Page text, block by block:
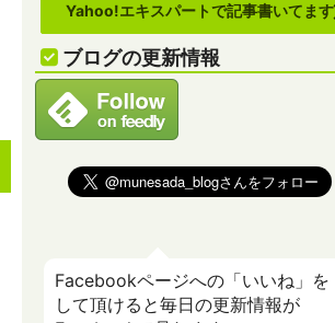
Yahoo!エキスパートで記事書いてます
ブログの更新情報
Facebookページへの「いいね」を
して頂けると毎日の更新情報が